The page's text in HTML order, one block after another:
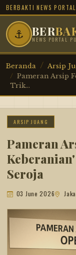
BERBAKTI NEWS
⚓ BER
NEWS PORTAL
Beranda
Arsip
Pameran Arsip
Trik...
ARSIP JUANG
Pameran
Seroja
03 June 2026